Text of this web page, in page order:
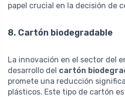
papel crucial en la decisión de
8. Cartón biodegradable
La innovación en el sector del
desarrollo del cartón
promete una reducción
plásticos. Este tipo de cartón